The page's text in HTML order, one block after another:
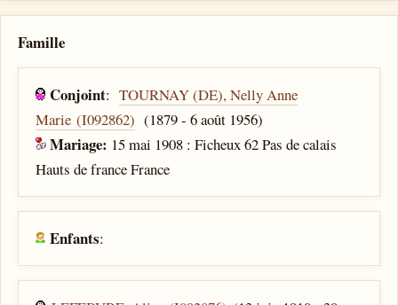
Famille
Conjoint:TOURNAY (DE), Nelly Anne
Marie (I092862) (1879 - 6 août 1956)
Mariage: 15 mai 1908 : Ficheux 62 Pas de calais
Hauts de france France
Enfants: